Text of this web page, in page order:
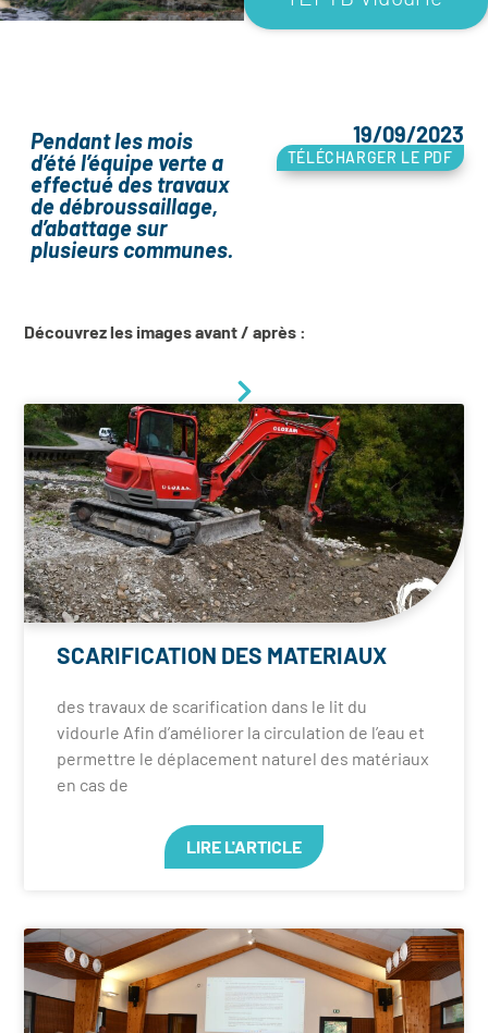
Pendant les mois
d’été l’équipe verte a
effectué des travaux
de débroussaillage,
d’abattage sur
plusieurs communes.
19/09/2023
TÉLÉCHARGER LE PDF
Découvrez les images avant / après :
SCARIFICATION DES MATERIAUX
des travaux de scarification dans le lit du
vidourle Afin d’améliorer la circulation de l’eau et
permettre le déplacement naturel des matériaux
en cas de
LIRE L'ARTICLE